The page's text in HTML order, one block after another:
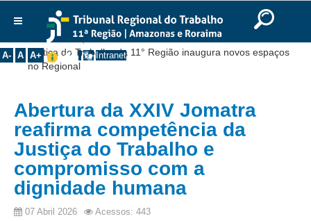
Ir para o rodapé
English
Português Español
A- A A+ Intranet
Institucional
Histórico
Corregedoria
Composição
Desembargadores
Seções Especializadas
Turmas
Você está aqui:Início >> Notícias >>
Justiça do Trabalho da 11° Região inaugura novos espaços
no Regional
Abertura da XXIV Jomatra
reafirma competência da
Justiça do Trabalho e
compromisso com a
dignidade humana
07 Abril 2026 Acessos: 443